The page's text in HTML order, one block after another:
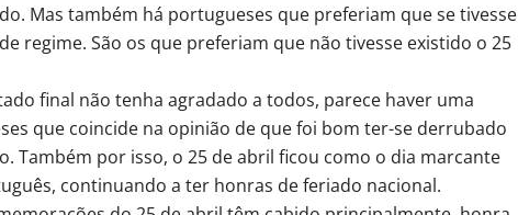
Mas também há portugueses que preferiam que se tivesse
regime. São os que preferiam que não tivesse existido o 25
final não tenha agradado a todos, parece haver uma
que coincide na opinião de que foi bom ter-se derrubado
Também por isso, o 25 de abril ficou como o dia marcante
continuando a ter honras de feriado nacional.